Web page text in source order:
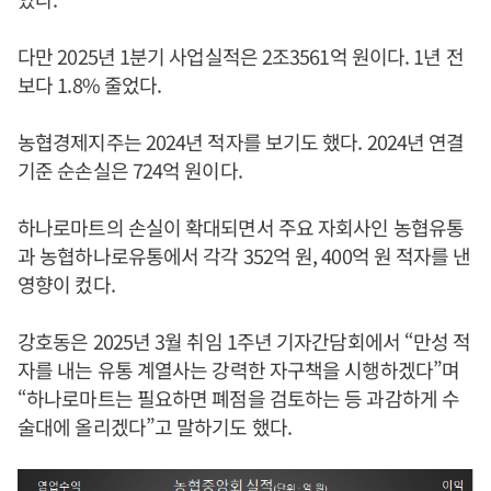
다만 2025년 1분기 사업실적은 2조3561억 원이다. 1년 전
보다 1.8% 줄었다.
농협경제지주는 2024년 적자를 보기도 했다. 2024년 연결
기준 순손실은 724억 원이다.
하나로마트의 손실이 확대되면서 주요 자회사인 농협유통
과 농협하나로유통에서 각각 352억 원, 400억 원 적자를 낸
영향이 컸다.
강호동은 2025년 3월 취임 1주년 기자간담회에서 “만성 적
자를 내는 유통 계열사는 강력한 자구책을 시행하겠다”며
“하나로마트는 필요하면 폐점을 검토하는 등 과감하게 수
술대에 올리겠다”고 말하기도 했다.